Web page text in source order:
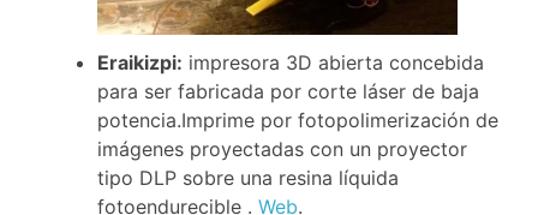
Eraikizpi: impresora 3D abierta concebida
para ser fabricada por corte láser de baja
potencia.Imprime por fotopolimerización de
imágenes proyectadas con un proyector
tipo DLP sobre una resina líquida
fotoendurecible .Web.